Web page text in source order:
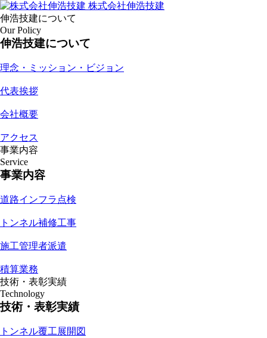
株式会社伸浩技建
伸浩技建について
Our Policy
伸浩技建について
理念・ミッション・ビジョン
代表挨拶
会社概要
アクセス
事業内容
Service
事業内容
道路インフラ点検
トンネル補修工事
施工管理者派遣
積算業務
技術・表彰実績
Technology
技術・表彰実績
トンネル覆工展開図